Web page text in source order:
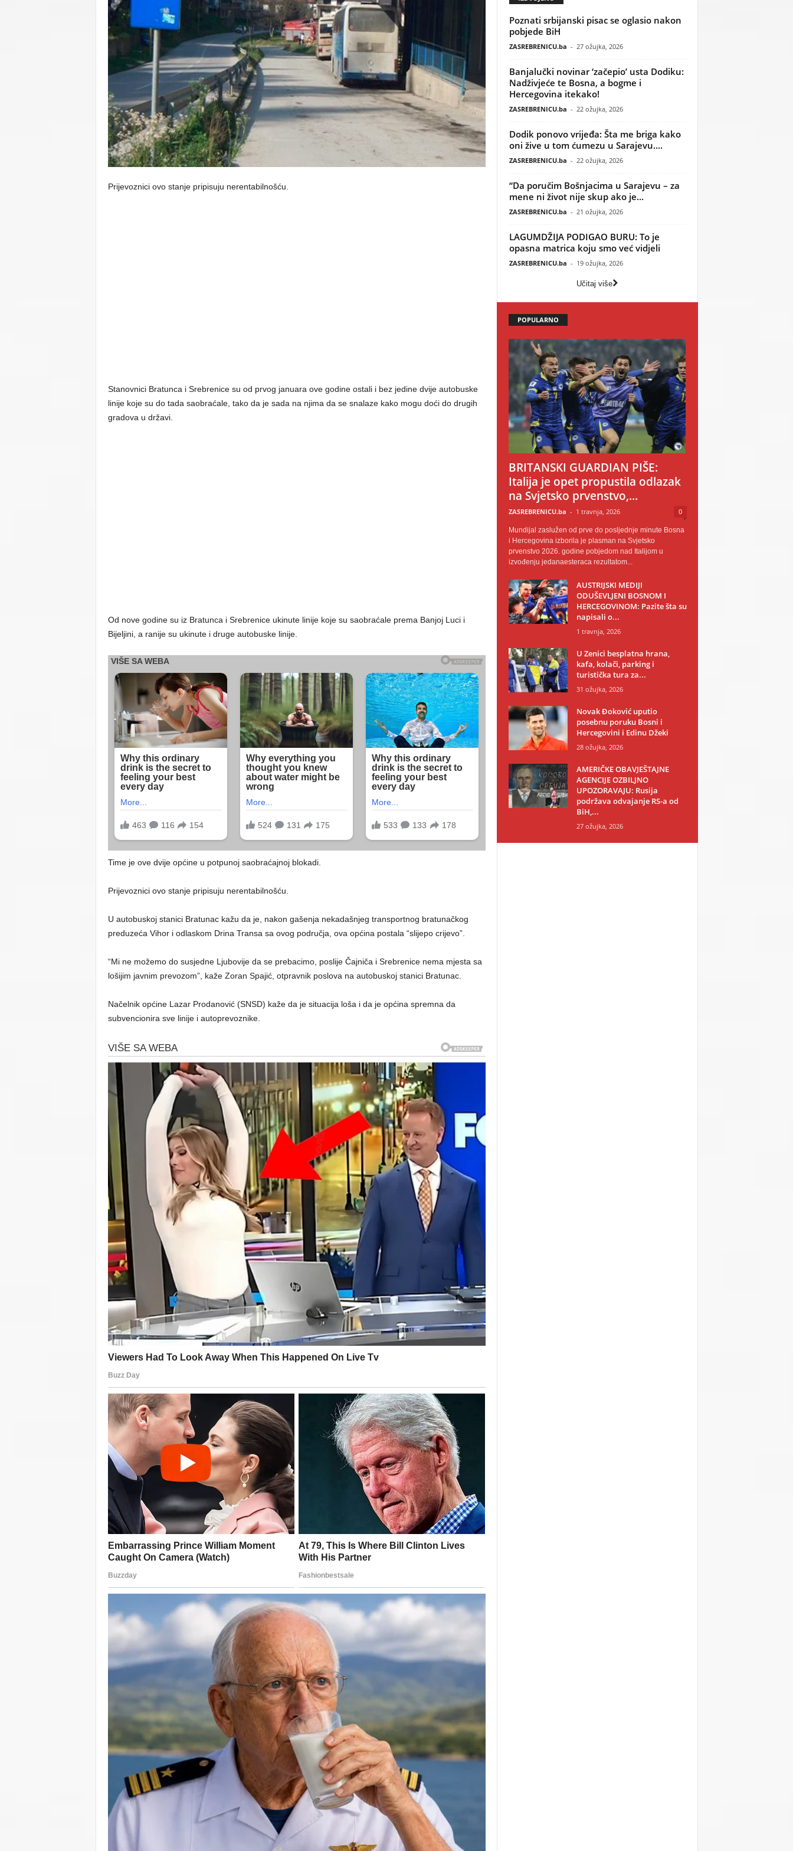
Prijevoznici ovo stanje pripisuju nerentabilnošću.
Stanovnici Bratunca i Srebrenice su od prvog januara ove godine ostali i bez jedine dvije autobuske
linije koje su do tada saobraćale, tako da je sada na njima da se snalaze kako mogu doći do drugih
gradova u državi.
Od nove godine su iz Bratunca i Srebrenice ukinute linije koje su saobraćale prema Banjoj Luci i
Bijeljini, a ranije su ukinute i druge autobuske linije.
Time je ove dvije općine u potpunoj saobraćajnoj blokadi.
Prijevoznici ovo stanje pripisuju nerentabilnošću.
U autobuskoj stanici Bratunac kažu da je, nakon gašenja nekadašnjeg transportnog bratunačkog
preduzeća Vihor i odlaskom Drina Transa sa ovog područja, ova općina postala “slijepo crijevo”.
“Mi ne možemo do susjedne Ljubovije da se prebacimo, poslije Čajniča i Srebrenice nema mjesta sa
lošijim javnim prevozom”, kaže Zoran Spajić, otpravnik poslova na autobuskoj stanici Bratunac.
Načelnik općine Lazar Prodanović (SNSD) kaže da je situacija loša i da je općina spremna da
subvencionira sve linije i autoprevoznike.
Poznati srbijanski pisac se oglasio nakon
pobjede BiH
ZASREBRENICU.ba - 27 ožujka, 2026
Banjalučki novinar ‘začepio’ usta Dodiku:
Nadživjeće te Bosna, a bogme i
Hercegovina itekako!
ZASREBRENICU.ba - 22 ožujka, 2026
Dodik ponovo vrijeđa: Šta me briga kako
oni žive u tom ćumezu u Sarajevu....
ZASREBRENICU.ba - 22 ožujka, 2026
“Da poručim Bošnjacima u Sarajevu – za
mene ni život nije skup ako je...
ZASREBRENICU.ba - 21 ožujka, 2026
LAGUMDŽIJA PODIGAO BURU: To je
opasna matrica koju smo već vidjeli
ZASREBRENICU.ba - 19 ožujka, 2026
Učitaj više
POPULARNO
BRITANSKI GUARDIAN PIŠE:
Italija je opet propustila odlazak
na Svjetsko prvenstvo,...
ZASREBRENICU.ba - 1 travnja, 2026 0
Mundijal zaslužen od prve do posljednje minute Bosna
i Hercegovina izborila je plasman na Svjetsko
prvenstvo 2026. godine pobjedom nad Italijom u
izvođenju jedanaesteraca rezultatom...
AUSTRIJSKI MEDIJI
ODUŠEVLJENI BOSNOM I
HERCEGOVINOM: Pazite šta su
napisali o...
1 travnja, 2026
U Zenici besplatna hrana,
kafa, kolači, parking i
turistička tura za...
31 ožujka, 2026
Novak Đoković uputio
posebnu poruku Bosni i
Hercegovini i Edinu Džeki
28 ožujka, 2026
AMERIČKE OBAVJEŠTAJNE
AGENCIJE OZBILJNO
UPOZORAVAJU: Rusija
podržava odvajanje RS-a od
BiH,...
27 ožujka, 2026